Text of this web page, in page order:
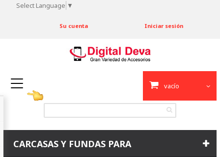
Select Language ▼
Iniciar sesión
Su cuenta
vacío
CARCASAS Y FUNDAS PARA